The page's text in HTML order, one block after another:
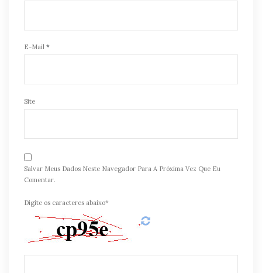
E-Mail *
Site
Salvar Meus Dados Neste Navegador Para A Próxima Vez Que Eu
Comentar.
Digite os caracteres abaixo*